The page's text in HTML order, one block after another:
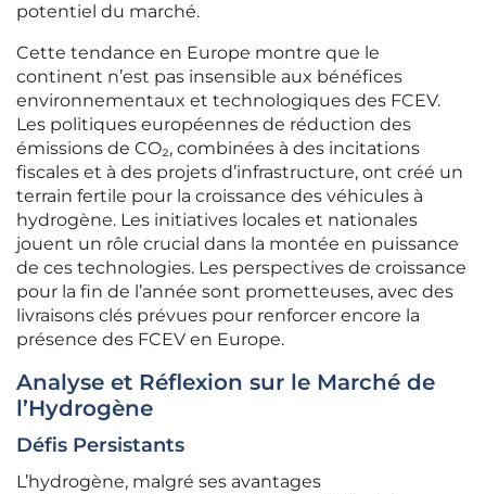
potentiel du marché.
Cette tendance en Europe montre que le
continent n’est pas insensible aux bénéfices
environnementaux et technologiques des FCEV.
Les politiques européennes de réduction des
émissions de CO₂, combinées à des incitations
fiscales et à des projets d’infrastructure, ont créé un
terrain fertile pour la croissance des véhicules à
hydrogène. Les initiatives locales et nationales
jouent un rôle crucial dans la montée en puissance
de ces technologies. Les perspectives de croissance
pour la fin de l’année sont prometteuses, avec des
livraisons clés prévues pour renforcer encore la
présence des FCEV en Europe.
Analyse et Réflexion sur le Marché de
l’Hydrogène
Défis Persistants
L’hydrogène, malgré ses avantages